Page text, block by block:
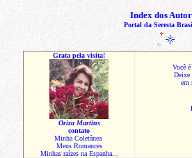
Index dos
Portal da Seresta
Grata pela visita!
Oriza Martins
contato
Minha Coletânea
Meus Romances
Minhas raízes na Espanha...
Você
Deixe
em